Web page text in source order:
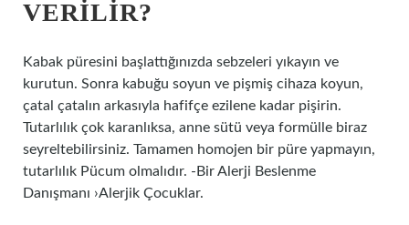
VERILIR?
Kabak püresini başlattığınızda sebzeleri yıkayın ve
kurutun. Sonra kabuğu soyun ve pişmiş cihaza koyun,
çatal çatalın arkasıyla hafifçe ezilene kadar pişirin.
Tutarlılık çok karanlıksa, anne sütü veya formülle biraz
seyreltebilirsiniz. Tamamen homojen bir püre yapmayın,
tutarlılık Pücum olmalıdır. -Bir Alerji Beslenme
Danışmanı ›Alerjik Çocuklar.